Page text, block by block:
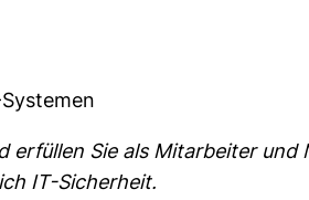
erfüllen Sie als Mitarbeiter
IT-Sicherheit.